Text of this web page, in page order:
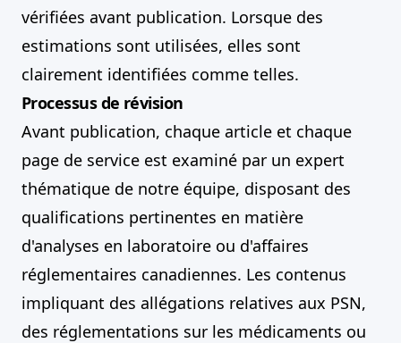
vérifiées avant publication. Lorsque des
estimations sont utilisées, elles sont
clairement identifiées comme telles.
Processus de révision
Avant publication, chaque article et chaque
page de service est examiné par un expert
thématique de notre équipe, disposant des
qualifications pertinentes en matière
d'analyses en laboratoire ou d'affaires
réglementaires canadiennes. Les contenus
impliquant des allégations relatives aux PSN,
des réglementations sur les médicaments ou